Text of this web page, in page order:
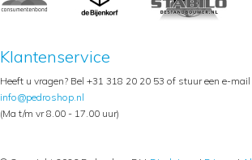
Klantenservice
Heeft u vragen? Bel +31 318 20 20 53 of stuur een e-
info@pedroshop.nl
(Ma t/m vr 8.00 - 17.00 uur)